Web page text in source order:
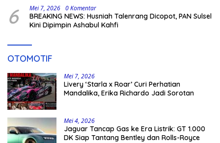
6 Mei 7, 2026 0 Komentar
BREAKING NEWS: Husniah Talenrang Dicopot, PAN Sulsel
Kini Dipimpin Ashabul Kahfi
OTOMOTIF
Mei 7, 2026
Livery ‘Starla x Roar’ Curi Perhatian
Mandalika, Erika Richardo Jadi Sorotan
Mei 4, 2026
Jaguar Tancap Gas ke Era Listrik: GT 1.000
DK Siap Tantang Bentley dan Rolls-Royce